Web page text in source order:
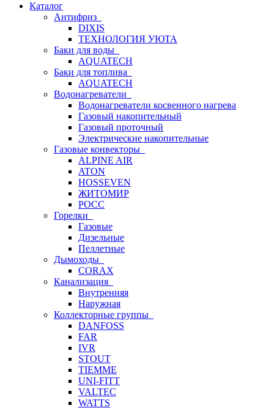
Каталог
Антифриз
DIXIS
ТЕХНОЛОГИЯ УЮТА
Баки для воды
AQUATECH
Баки для топлива
AQUATECH
Водонагреватели
Водонагреватели косвенного нагрева
Газовый накопительный
Газовый проточный
Электрические накопительные
Газовые конвекторы
ALPINE AIR
ATON
HOSSEVEN
ЖИТОМИР
РОСС
Горелки
Газовые
Дизельные
Пеллетные
Дымоходы
CORAX
Канализация
Внутренняя
Наружная
Коллекторные группы
DANFOSS
FAR
IVR
STOUT
TIEMME
UNI-FITT
VALTEC
WATTS